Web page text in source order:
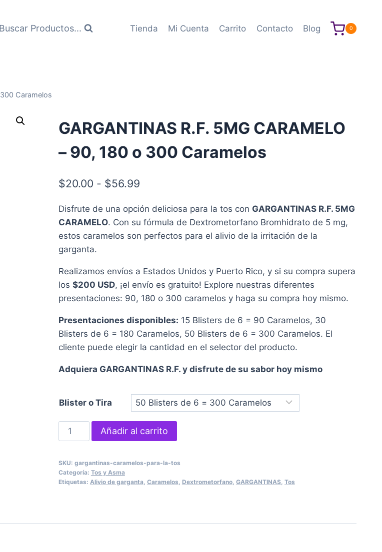
Buscar Productos... Tienda Mi Cuenta Carrito Contacto Blog 0
Caramelos
GARGANTINAS R.F. 5MG CARAMELO
– 90, 180 o 300 Caramelos
$20.00 - $56.99Rango
precios:
desde
hasta
$56.99
Disfrute de una opción deliciosa para la tos con GARGANTINAS R.F. 5MG
CARAMELO. Con su fórmula de Dextrometorfano Bromhidrato de 5 mg,
estos caramelos son perfectos para el alivio de la irritación de la
garganta.
Realizamos envíos a Estados Unidos y Puerto Rico, y si su compra supera
los $200 USD, ¡el envío es gratuito! Explore nuestras diferentes
presentaciones: 90, 180 o 300 caramelos y haga su compra hoy mismo.
Presentaciones disponibles: 15 Blisters de 6 = 90 Caramelos, 30
Blisters de 6 = 180 Caramelos, 50 Blisters de 6 = 300 Caramelos. El
cliente puede elegir la cantidad en el selector del producto.
Adquiera GARGANTINAS R.F. y disfrute de su sabor hoy mismo
Blister o Tira
GARGANTINAS
R.F.
CARAMELO
-
o
Añadir al carrito
SKU: gargantinas-caramelos-para-la-tos
Categoría: Tos y Asma
Etiquetas: Alivio de garganta, Caramelos, Dextrometorfano, GARGANTINAS, Tos